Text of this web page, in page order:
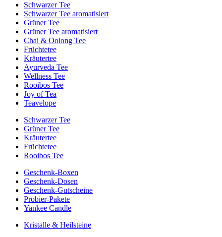
Schwarzer Tee
Schwarzer Tee aromatisiert
Grüner Tee
Grüner Tee aromatisiert
Chai & Oolong Tee
Früchtetee
Kräutertee
Ayurveda Tee
Wellness Tee
Rooibos Tee
Joy of Tea
Teavelope
Schwarzer Tee
Grüner Tee
Kräutertee
Früchtetee
Rooibos Tee
Geschenk-Boxen
Geschenk-Dosen
Geschenk-Gutscheine
Probier-Pakete
Yankee Candle
Kristalle & Heilsteine